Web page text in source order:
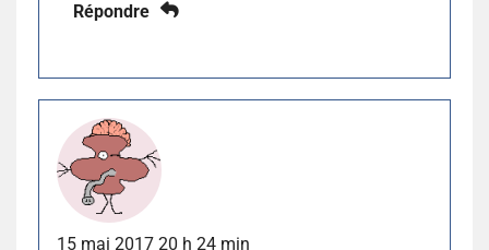
Répondre
15 mai 2017 20 h 24 min